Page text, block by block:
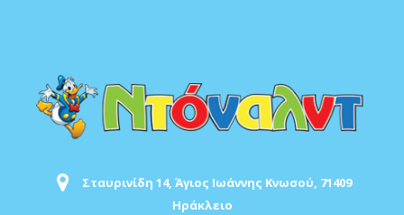
Σταυρινίδη 14, Άγιος Ιωάννης Κνωσού, 71409
Ηράκλειο